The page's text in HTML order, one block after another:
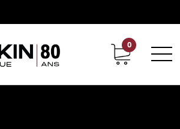
Support Carrières chez Hoskin
0